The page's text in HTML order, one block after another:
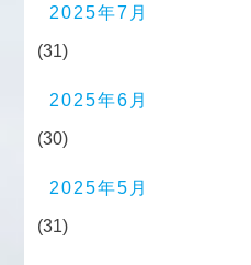
2025年7月
(31)
2025年6月
(30)
2025年5月
(31)